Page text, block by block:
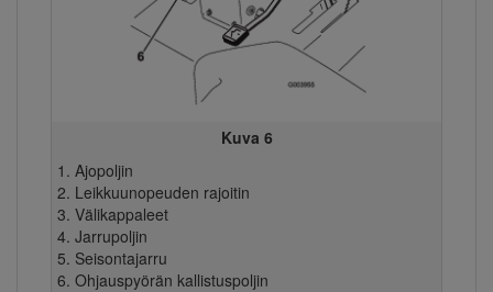
Kuva 6
Ajopoljin
Leikkuunopeuden rajoitin
Välikappaleet
Jarrupoljin
Seisontajarru
Ohjauspyörän kallistuspoljin